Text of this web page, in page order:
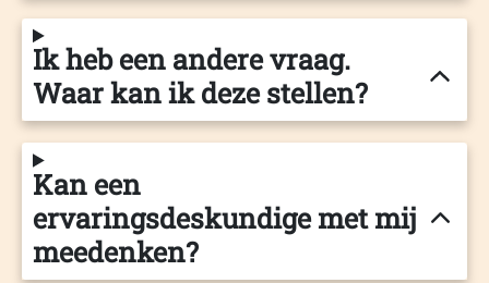
Ik heb een andere vraag.
Waar kan ik deze stellen?
Kan een
ervaringsdeskundige met mij
meedenken?